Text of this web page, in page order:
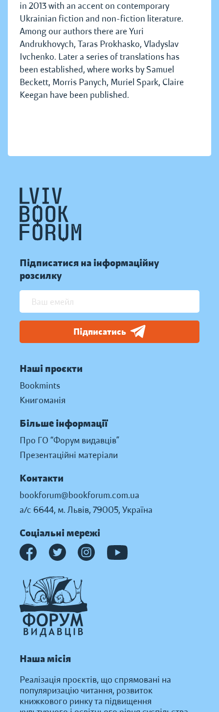
in 2013 with an accent on contemporary
Ukrainian fiction and non-fiction literature.
Among our authors there are Yuri
Andrukhovych, Taras Prokhasko, Vladyslav
Ivchenko. Later a series of translations has
been established, where works by Samuel
Beckett, Morris Panych, Muriel Spark, Claire
Keegan have been published.
Підписатися на інформаційну
розсилку
Підписатись
Наші проєкти
Bookmints
Книгоманія
Більше інформації
Про ГО “Форум видавців”
Презентаційні матеріали
Контакти
bookforum@bookforum.com.ua
а/с 6644, м. Львів, 79005, Україна
Соціальні мережі
Наша місія
Реалізація проєктів, що спрямовані на
популяризацію читання, розвиток
книжкового ринку та підвищення